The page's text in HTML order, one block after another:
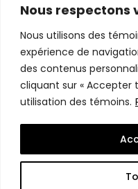
Nous respectons
Nous utilisons des
expérience de
des contenus
cliquant sur « Accepter
utilisation des témoins.
E-
mail
*
Politique
Copyright ©
Tous